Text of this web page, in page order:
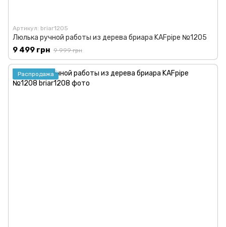
Артикул: briar1205
Люлька ручной работы из дерева бриара KAFpipe №1205
9 499 грн 9 999 грн
Распродажа